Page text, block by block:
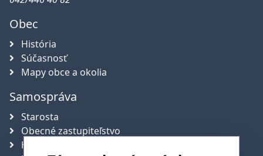
Obec
História
Súčasnosť
Mapy obce a okolia
Samospráva
Starosta
Obecné zastupiteľstvo
Hlavný kontrolór obce